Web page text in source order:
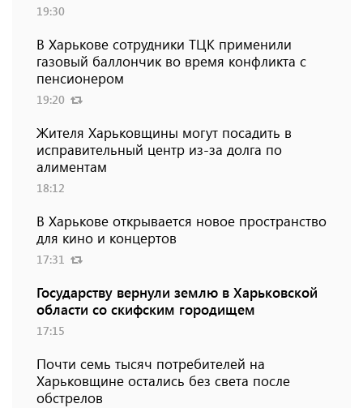
19:30
В Харькове сотрудники ТЦК применили
газовый баллончик во время конфликта с
пенсионером
19:20
Жителя Харьковщины могут посадить в
исправительный центр из-за долга по
алиментам
18:12
В Харькове открывается новое пространство
для кино и концертов
17:31
Государству вернули землю в Харьковской
области со скифским городищем
17:15
Почти семь тысяч потребителей на
Харьковщине остались без света после
обстрелов